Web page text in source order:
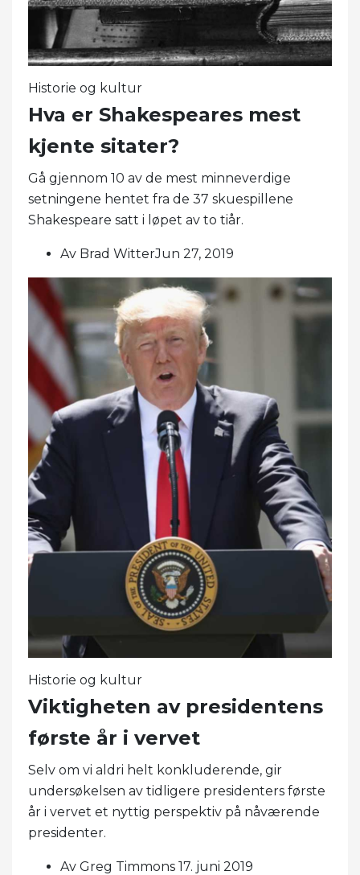
Historie og kultur
Hva er Shakespeares mest
kjente sitater?
Gå gjennom 10 av de mest minneverdige
setningene hentet fra de 37 skuespillene
Shakespeare satt i løpet av to tiår.
Av Brad WitterJun 27, 2019
Historie og kultur
Viktigheten av presidentens
første år i vervet
Selv om vi aldri helt konkluderende, gir
undersøkelsen av tidligere presidenters første
år i vervet et nyttig perspektiv på nåværende
presidenter.
Av Greg Timmons 17. juni 2019